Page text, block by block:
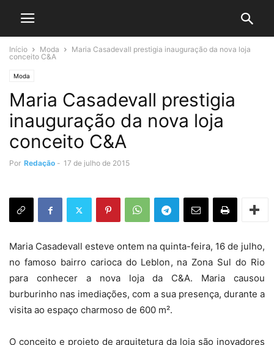
Início Moda
Maria Casadevall prestigia inauguração da nova loja
conceito C&A
Moda
Maria Casadevall prestigia
inauguração da nova loja
conceito C&A
Por Redação - 17 de julho de 2015
Maria Casadevall esteve ontem na quinta-feira, 16 de julho,
no famoso bairro carioca do Leblon, na Zona Sul do Rio
para conhecer a nova loja da C&A. Maria causou
burburinho nas imediações, com a sua presença, durante a
visita ao espaço charmoso de 600 m².
O conceito e projeto de arquitetura da loja são inovadores